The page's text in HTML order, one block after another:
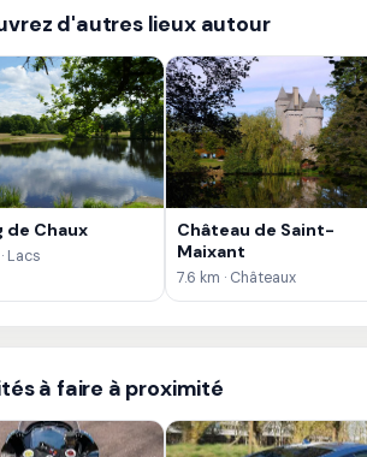
d'autres lieux autour
de Chaux
Lacs
Château de Saint-
Maixant
7.6 km · Châteaux
à faire à proximité